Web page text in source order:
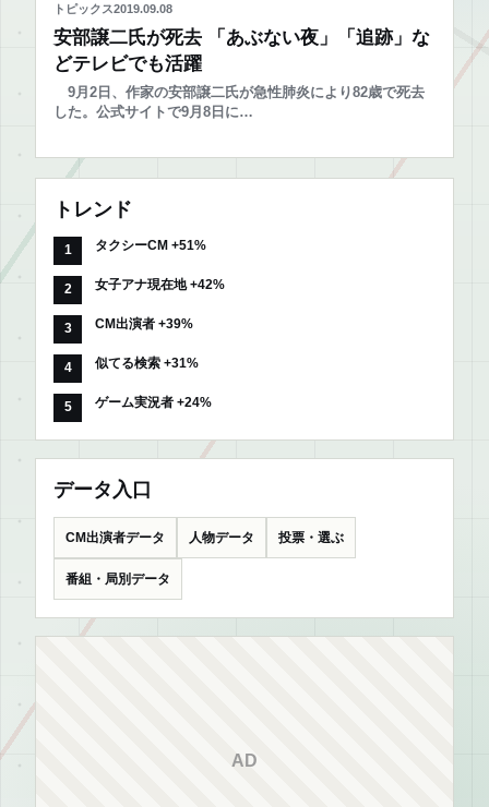
トピックス2019.09.08
安部譲二氏が死去 「あぶない夜」「追跡」な
どテレビでも活躍
9月2日、作家の安部譲二氏が急性肺炎により82歳で死去
した。公式サイトで9月8日に…
トレンド
タクシーCM +51%
女子アナ現在地 +42%
CM出演者 +39%
似てる検索 +31%
ゲーム実況者 +24%
データ入口
CM出演者データ 人物データ 投票・選ぶ
番組・局別データ
AD